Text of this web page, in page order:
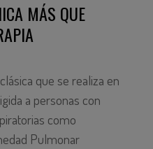
MÁS QUE
que se realiza en
a personas con
como
Pulmonar